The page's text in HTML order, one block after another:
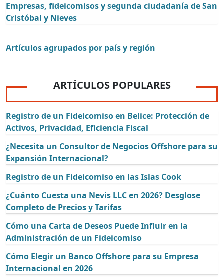
Empresas, fideicomisos y segunda ciudadanía de San
Cristóbal y Nieves
Artículos agrupados por país y región
ARTÍCULOS POPULARES
Registro de un Fideicomiso en Belice: Protección de
Activos, Privacidad, Eficiencia Fiscal
¿Necesita un Consultor de Negocios Offshore para su
Expansión Internacional?
Registro de un Fideicomiso en las Islas Cook
¿Cuánto Cuesta una Nevis LLC en 2026? Desglose
Completo de Precios y Tarifas
Cómo una Carta de Deseos Puede Influir en la
Administración de un Fideicomiso
Cómo Elegir un Banco Offshore para su Empresa
Internacional en 2026